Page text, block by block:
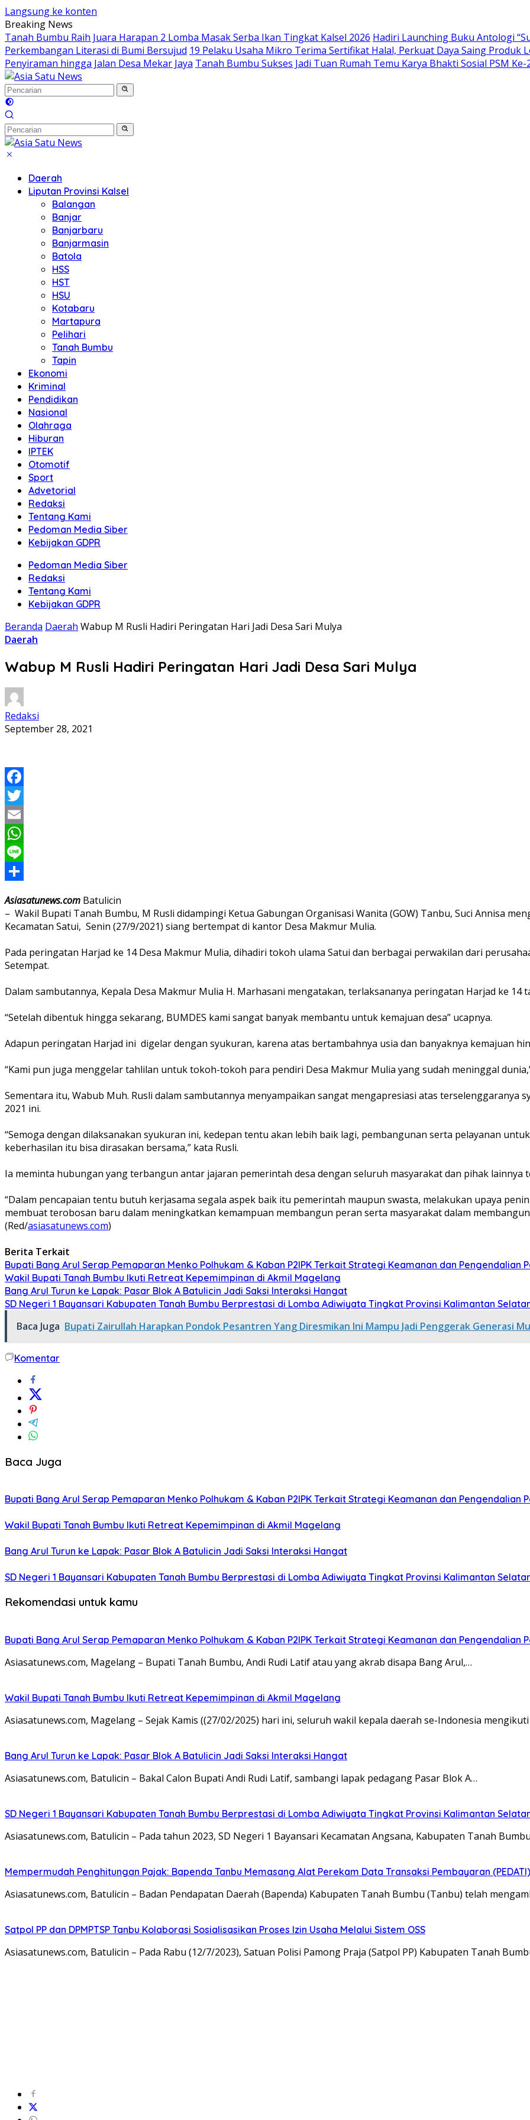
Langsung ke konten
Breaking News
Tanah Bumbu Raih Juara Harapan 2 Lomba Masak Serba Ikan Tingkat Kalsel 2026 Hadiri Launching Buku Antologi
Perkembangan Literasi di Bumi Bersujud 19 Pelaku Usaha Mikro Terima Sertifikat Halal, Perkuat Daya Saing Produk
Penyiraman hingga Jalan Desa Mekar Jaya Tanah Bumbu Sukses Jadi Tuan Rumah Temu Karya Bhakti Sosial PSM
Daerah
Liputan Provinsi Kalsel
Balangan
Banjar
Banjarbaru
Banjarmasin
Batola
HSS
HST
HSU
Kotabaru
Martapura
Pelihari
Tanah Bumbu
Tapin
Ekonomi
Kriminal
Pendidikan
Nasional
Olahraga
Hiburan
IPTEK
Otomotif
Sport
Advetorial
Redaksi
Tentang Kami
Pedoman Media Siber
Kebijakan GDPR
Pedoman Media Siber
Redaksi
Tentang Kami
Kebijakan GDPR
Beranda Daerah Wabup M Rusli Hadiri Peringatan Hari Jadi Desa Sari Mulya
Daerah
Wabup M Rusli Hadiri Peringatan Hari Jadi Desa Sari Mulya
Redaksi
September 28, 2021
Facebook
Twitter
Email
WhatsApp
Line
Asiasatunews.com Batulicin
– Wakil Bupati Tanah Bumbu, M Rusli didampingi Ketua Gabungan Organisasi Wanita (GOW) Tanbu, Suci Annisa
Kecamatan Satui, Senin (27/9/2021) siang bertempat di kantor Desa Makmur Mulia.
Pada peringatan Harjad ke 14 Desa Makmur Mulia, dihadiri tokoh ulama Satui dan berbagai perwakilan dari
Setempat.
Dalam sambutannya, Kepala Desa Makmur Mulia H. Marhasani mengatakan, terlaksananya peringatan Harjad ke 14
“Setelah dibentuk hingga sekarang, BUMDES kami sangat banyak membantu untuk kemajuan desa” ucapnya.
Adapun peringatan Harjad ini digelar dengan syukuran, karena atas bertambahnya usia dan banyaknya kemajuan
“Kami pun juga menggelar tahlilan untuk tokoh-tokoh para pendiri Desa Makmur Mulia yang sudah meninggal
Sementara itu, Wabub Muh. Rusli dalam sambutannya menyampaikan sangat mengapresiasi atas terselenggaranya
2021 ini.
“Semoga dengan dilaksanakan syukuran ini, kedepan tentu akan lebih baik lagi, pembangunan serta pelayanan
keberhasilan itu bisa dirasakan bersama,” kata Rusli.
Ia meminta hubungan yang terbangun antar jajaran pemerintah desa dengan seluruh masyarakat dan pihak lainnya
“Dalam pencapaian tentu butuh kerjasama segala aspek baik itu pemerintah maupun swasta, melakukan upaya
membuat terobosan baru dalam meningkatkan kemampuan membangun peran serta masyarakat dalam membangun
(Red/asiasatunews.com)
Berita Terkait
Bupati Bang Arul Serap Pemaparan Menko Polhukam & Kaban P2IPK Terkait Strategi Keamanan dan Pengendalian
Wakil Bupati Tanah Bumbu Ikuti Retreat Kepemimpinan di Akmil Magelang
Bang Arul Turun ke Lapak: Pasar Blok A Batulicin Jadi Saksi Interaksi Hangat
SD Negeri 1 Bayansari Kabupaten Tanah Bumbu Berprestasi di Lomba Adiwiyata Tingkat Provinsi Kalimantan
Baca Juga Bupati Zairullah Harapkan Pondok Pesantren Yang Diresmikan Ini Mampu Jadi Penggerak Generasi
Komentar
Baca Juga
Bupati Bang Arul Serap Pemaparan Menko Polhukam & Kaban P2IPK Terkait Strategi Keamanan dan Pengendalian
Wakil Bupati Tanah Bumbu Ikuti Retreat Kepemimpinan di Akmil Magelang
Bang Arul Turun ke Lapak: Pasar Blok A Batulicin Jadi Saksi Interaksi Hangat
SD Negeri 1 Bayansari Kabupaten Tanah Bumbu Berprestasi di Lomba Adiwiyata Tingkat Provinsi Kalimantan
Rekomendasi untuk kamu
Bupati Bang Arul Serap Pemaparan Menko Polhukam & Kaban P2IPK Terkait Strategi Keamanan dan Pengendalian
Asiasatunews.com, Magelang – Bupati Tanah Bumbu, Andi Rudi Latif atau yang akrab disapa Bang Arul,…
Wakil Bupati Tanah Bumbu Ikuti Retreat Kepemimpinan di Akmil Magelang
Asiasatunews.com, Magelang – Sejak Kamis ((27/02/2025) hari ini, seluruh wakil kepala daerah se-Indonesia
Bang Arul Turun ke Lapak: Pasar Blok A Batulicin Jadi Saksi Interaksi Hangat
Asiasatunews.com, Batulicin – Bakal Calon Bupati Andi Rudi Latif, sambangi lapak pedagang Pasar Blok A…
SD Negeri 1 Bayansari Kabupaten Tanah Bumbu Berprestasi di Lomba Adiwiyata Tingkat Provinsi Kalimantan
Asiasatunews.com, Batulicin – Pada tahun 2023, SD Negeri 1 Bayansari Kecamatan Angsana, Kabupaten Tanah
Mempermudah Penghitungan Pajak: Bapenda Tanbu Memasang Alat Perekam Data Transaksi Pembayaran (PEDATI)
Asiasatunews.com, Batulicin – Badan Pendapatan Daerah (Bapenda) Kabupaten Tanah Bumbu (Tanbu) telah
Satpol PP dan DPMPTSP Tanbu Kolaborasi Sosialisasikan Proses Izin Usaha Melalui Sistem OSS
Asiasatunews.com, Batulicin – Pada Rabu (12/7/2023), Satuan Polisi Pamong Praja (Satpol PP) Kabupaten Tanah